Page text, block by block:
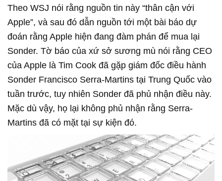
Theo WSJ nói rằng nguồn tin này “thân cận với
Apple”, và sau đó dẫn nguồn tới một bài báo dự
đoán rằng Apple hiện đang đàm phán để mua lại
Sonder. Tờ báo của xứ sở sương mù nói rằng CEO
của Apple là Tim Cook đã gặp giám đốc điều hành
Sonder Francisco Serra-Martins tại Trung Quốc vào
tuần trước, tuy nhiên Sonder đã phủ nhận điều này.
Mặc dù vậy, họ lại không phủ nhận rằng Serra-
Martins đã có mặt tại sự kiện đó.